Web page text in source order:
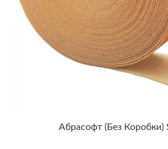
Абрасофт (без Коробки)